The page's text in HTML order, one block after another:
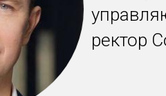
рек­тор